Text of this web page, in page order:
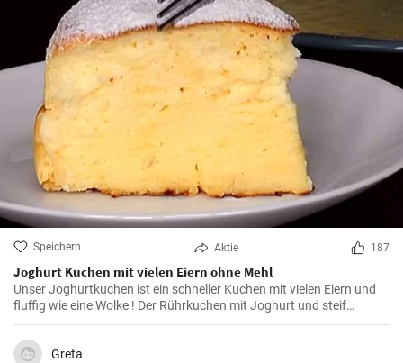
Speichern Aktie 187
Joghurt Kuchen mit vielen Eiern ohne Mehl
Unser Joghurtkuchen ist ein schneller Kuchen mit vielen Eiern und
fluffig wie eine Wolke ! Der Rührkuchen mit Joghurt und steif
geschlagenem Eiweiß (ohne Mehl) wird ihre Familie begeistern weil
er so flauschig und lecker ist.
Greta